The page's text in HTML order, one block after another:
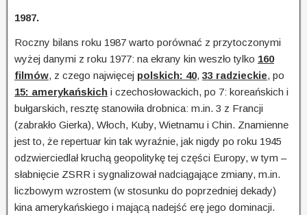
1987.
Roczny bilans roku 1987 warto porównać z przytoczonymi
wyżej danymi z roku 1977: na ekrany kin weszło tylko 160
filmów, z czego najwięcej polskich: 40, 33 radzieckie, po
15: amerykańskich i czechosłowackich, po 7: koreańskich i
bułgarskich, resztę stanowiła drobnica: m.in. 3 z Francji
(zabrakło Gierka), Włoch, Kuby, Wietnamu i Chin. Znamienne
jest to, że repertuar kin tak wyraźnie, jak nigdy po roku 1945
odzwier­cied­lał kruchą geopolitykę tej części Europy, w tym –
słabnięcie ZSRR i sygnalizował nadciągające zmiany, m.in.
liczbowym wzrostem (w sto­sun­ku do poprzedniej dekady)
kina amerykańskiego i mającą nadejść erę jego dominacji.